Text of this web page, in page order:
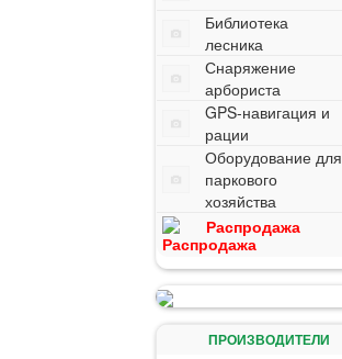
Библиотека
лесника
Снаряжение
арбориста
GPS-навигация и
рации
Оборудование для
паркового
хозяйства
Распродажа
ПРОИЗВОДИТЕЛИ